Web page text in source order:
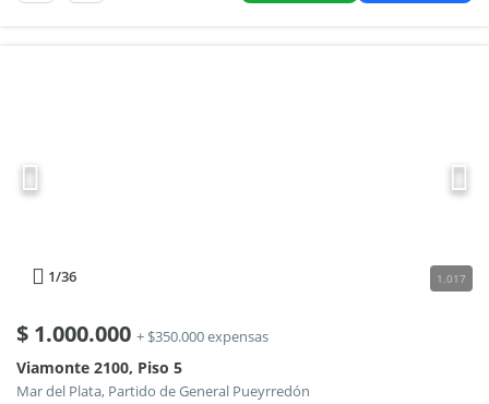
1/36 1.017
$ 1.000.000 + $350.000 expensas
Viamonte 2100, Piso 5
Mar del Plata, Partido de General Pueyrredón